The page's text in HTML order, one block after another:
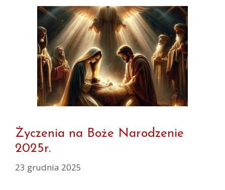
Życzenia na Boże Narodzenie
2025r.
23 grudnia 2025